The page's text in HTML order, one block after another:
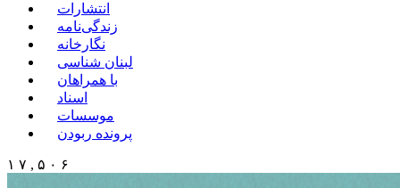
انتشارات
زندگی‌نامه
نگارخانه
لبنان شناسی
با همراهان
اسناد
موسسات
پرونده ربودن
۱ ۷ , ۵ ۰ ۶